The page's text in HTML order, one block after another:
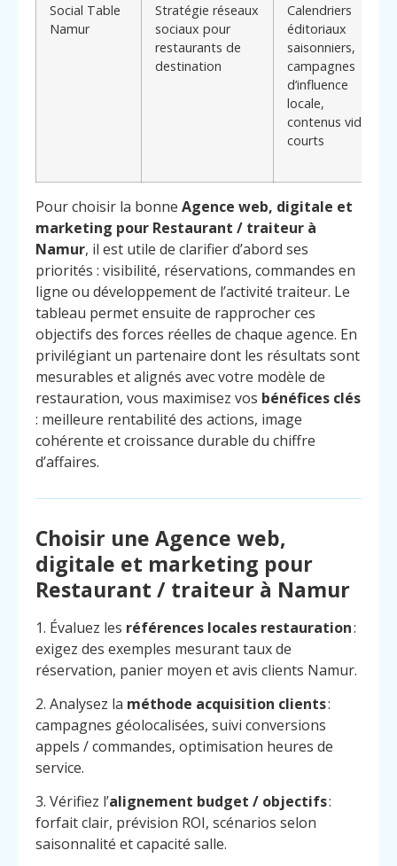
Social Table
Namur
Stratégie réseaux
sociaux pour
restaurants de
destination
Calendriers
éditoriaux
saisonniers,
campagnes
d’influence
locale,
contenus vidéo
courts
Pour choisir la bonne Agence web, digitale et
marketing pour Restaurant / traiteur à
Namur, il est utile de clarifier d’abord ses
priorités : visibilité, réservations, commandes en
ligne ou développement de l’activité traiteur. Le
tableau permet ensuite de rapprocher ces
objectifs des forces réelles de chaque agence. En
privilégiant un partenaire dont les résultats sont
mesurables et alignés avec votre modèle de
restauration, vous maximisez vos bénéfices clés
: meilleure rentabilité des actions, image
cohérente et croissance durable du chiffre
d’affaires.
Choisir une Agence web,
digitale et marketing pour
Restaurant / traiteur à Namur
1. Évaluez les références locales restauration:
exigez des exemples mesurant taux de
réservation, panier moyen et avis clients Namur.
2. Analysez la méthode acquisition clients:
campagnes géolocalisées, suivi conversions
appels / commandes, optimisation heures de
service.
3. Vérifiez l’alignement budget / objectifs:
forfait clair, prévision ROI, scénarios selon
saisonnalité et capacité salle.